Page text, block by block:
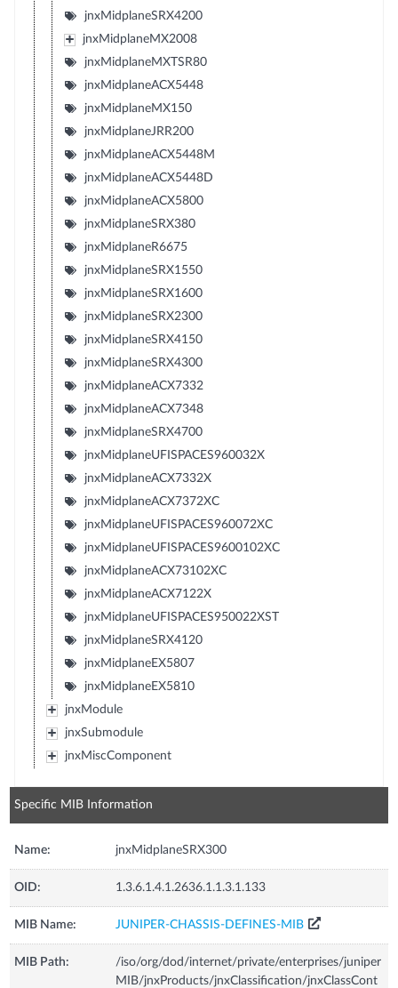
jnxMidplaneSRX4200
jnxMidplaneMX2008
jnxMidplaneMXTSR80
jnxMidplaneACX5448
jnxMidplaneMX150
jnxMidplaneJRR200
jnxMidplaneACX5448M
jnxMidplaneACX5448D
jnxMidplaneACX5800
jnxMidplaneSRX380
jnxMidplaneR6675
jnxMidplaneSRX1550
jnxMidplaneSRX1600
jnxMidplaneSRX2300
jnxMidplaneSRX4150
jnxMidplaneSRX4300
jnxMidplaneACX7332
jnxMidplaneACX7348
jnxMidplaneSRX4700
jnxMidplaneUFISPACES960032X
jnxMidplaneACX7332X
jnxMidplaneACX7372XC
jnxMidplaneUFISPACES960072XC
jnxMidplaneUFISPACES9600102XC
jnxMidplaneACX73102XC
jnxMidplaneACX7122X
jnxMidplaneUFISPACES950022XST
jnxMidplaneSRX4120
jnxMidplaneEX5807
jnxMidplaneEX5810
jnxModule
jnxSubmodule
jnxMiscComponent
Specific MIB Information
Name: jnxMidplaneSRX300
OID: 1.3.6.1.4.1.2636.1.1.3.1.133
MIB Name: JUNIPER-CHASSIS-DEFINES-MIB
MIB Path:
/iso/org/dod/internet/private/enterprises/juniper
MIB/jnxProducts/jnxClassification/jnxClassCont